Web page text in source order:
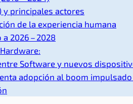
y principales actores
de la experiencia humana
2026 – 2028
Software y nuevos
adopción al boom